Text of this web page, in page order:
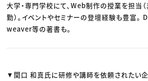
大学・専門学校にて、Web制作の授業を担当
勤）。イベントやセミナーの登壇経験も豊富。
weaver等の著書も。
▼関口 和真氏に研修や講師を依頼されたい